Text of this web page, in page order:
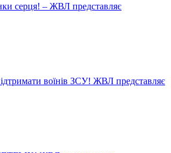
серця! – ЖВЛ представляє
воїнів ЗСУ! ЖВЛ представляє